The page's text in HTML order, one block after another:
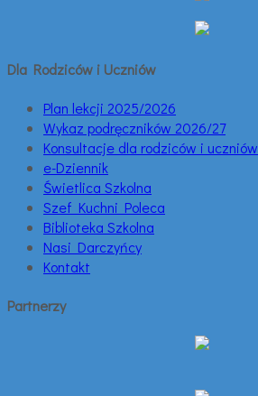
Dla Rodziców i Uczniów
Plan lekcji 2025/2026
Wykaz podręczników 2026/27
Konsultacje dla rodziców i uczniów
e-Dziennik
Świetlica Szkolna
Szef Kuchni Poleca
Biblioteka Szkolna
Nasi Darczyńcy
Kontakt
Partnerzy